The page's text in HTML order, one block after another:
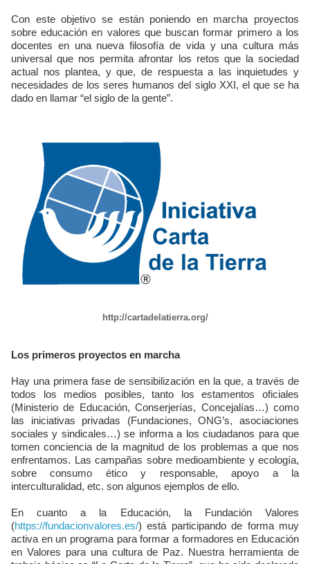
Con este objetivo se están poniendo en marcha proyectos
sobre educación en valores que buscan formar primero a los
docentes en una nueva filosofía de vida y una cultura más
universal que nos permita afrontar los retos que la sociedad
actual nos plantea, y que, de respuesta a las inquietudes y
necesidades de los seres humanos del siglo XXI, el que se ha
dado en llamar “el siglo de la gente”.
http://cartadelatierra.org/
Los primeros proyectos en marcha
Hay una primera fase de sensibilización en la que, a través de
todos los medios posibles, tanto los estamentos oficiales
(Ministerio de Educación, Conserjerías, Concejalías…) como
las iniciativas privadas (Fundaciones, ONG’s, asociaciones
sociales y sindicales…) se informa a los ciudadanos para que
tomen conciencia de la magnitud de los problemas a que nos
enfrentamos. Las campañas sobre medioambiente y ecología,
sobre consumo ético y responsable, apoyo a la
interculturalidad, etc. son algunos ejemplos de ello.
En cuanto a la Educación, la Fundación Valores
(https://fundacionvalores.es/) está participando de forma muy
activa en un programa para formar a formadores en Educación
en Valores para una cultura de Paz. Nuestra herramienta de